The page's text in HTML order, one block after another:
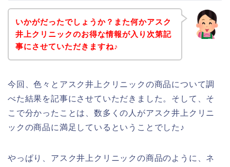
いかがだったでしょうか？また何かアスク
井上クリニックのお得な情報が入り次第記
事にさせていただきますね♪
今回、色々とアスク井上クリニックの商品について調
べた結果を記事にさせていただきました。そして、そ
こで分かったことは、数多くの人がアスク井上クリニ
ックの商品に満足しているということでした♪
やっぱり、アスク井上クリニックの商品のように、ネ